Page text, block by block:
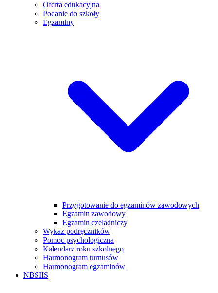
Oferta edukacyjna
Podanie do szkoły
Egzaminy
Przygotowanie do egzaminów zawodowych
Egzamin zawodowy
Egzamin czeladniczy
Wykaz podręczników
Pomoc psychologiczna
Kalendarz roku szkolnego
Harmonogram turnusów
Harmonogram egzaminów
NBSIIS